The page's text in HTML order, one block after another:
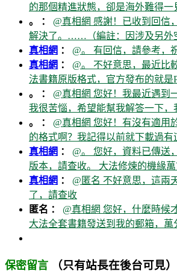
的那個精進狀態，卻是海外難得一
。 ： @真相網 感謝！已收到回信
解決了。……（編註：因涉及另外
真相網 ： @。 有回信，請參考，
真相網 ： @。 不好意思，最近比
法書籍原版格式，官方發布的就是
。 ： @真相網 您好！我最近遇到
我很苦惱，希望能幫我解答一下，
。 ： @真相網 您好！有沒有適用
的格式啊？我記得以前就下載過有
真相網 ： @。 您好，資料已傳送
版本，請查收。 大法修煉的機緣
真相網 ： @匿名 不好意思，這兩
了，請查收
匿名 ： @真相網 您好，什麼時候
大法全套書籍發送到我的郵箱，萬
保密留言 （只有站長在後台可見）